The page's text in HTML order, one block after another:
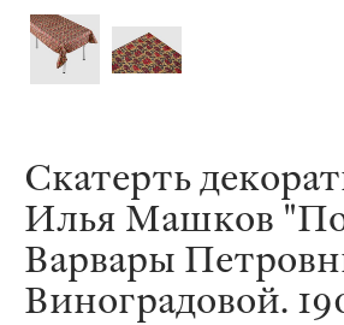
Скатерть
Илья Машков
Варвары
Виноградовой.